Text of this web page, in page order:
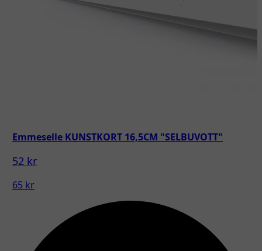
Emmeselle KUNSTKORT 16,5CM "SELBUVOTT"
52 kr
65 kr